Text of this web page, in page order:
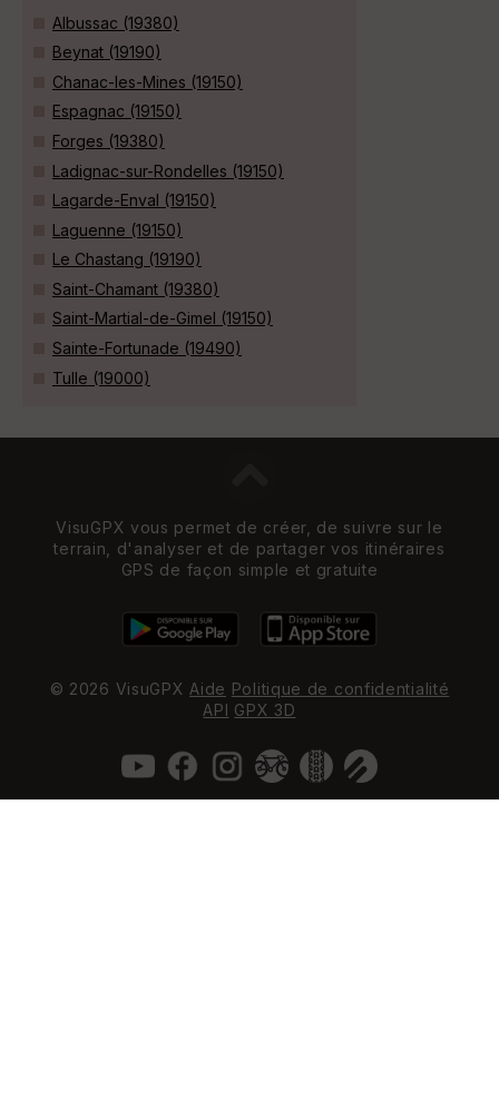
Albussac (19380)
Beynat (19190)
Chanac-les-Mines (19150)
Espagnac (19150)
Forges (19380)
Ladignac-sur-Rondelles (19150)
Lagarde-Enval (19150)
Laguenne (19150)
Le Chastang (19190)
Saint-Chamant (19380)
Saint-Martial-de-Gimel (19150)
Sainte-Fortunade (19490)
Tulle (19000)
VisuGPX vous permet de créer, de suivre sur le
terrain, d'analyser et de partager vos itinéraires
GPS de façon simple et gratuite
© 2026 VisuGPX Aide Politique de confidentialité
API GPX 3D